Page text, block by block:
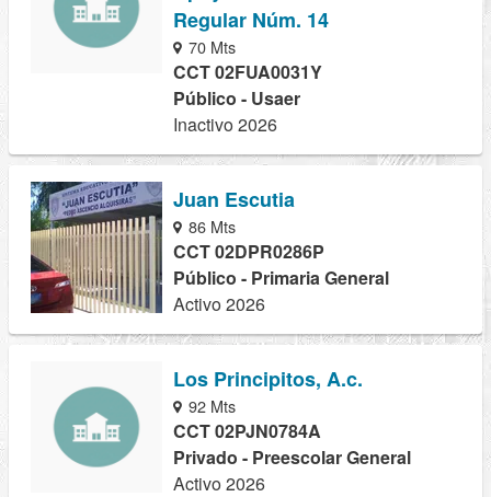
Regular Núm. 14
70 Mts
CCT 02FUA0031Y
Público - Usaer
Inactivo 2026
Juan Escutia
86 Mts
CCT 02DPR0286P
Público - Primaria General
Activo 2026
Los Principitos, A.c.
92 Mts
CCT 02PJN0784A
Privado - Preescolar General
Activo 2026